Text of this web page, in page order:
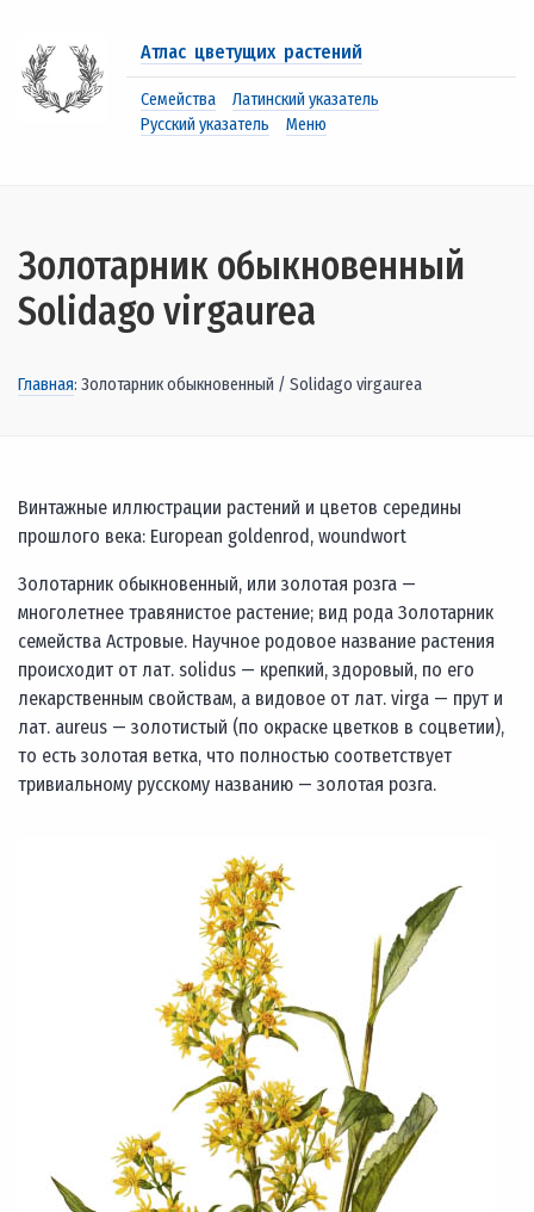
Атлас цветущих растений
Семейства
Латинский указатель
Русский указатель
Меню
Золотарник обыкновенный
Solidago virgaurea
Главная: Золотарник обыкновенный / Solidago virgaurea
Винтажные иллюстрации растений и цветов середины
прошлого века: European goldenrod, woundwort
Золотарник обыкновенный, или золотая розга —
многолетнее травянистое растение; вид рода Золотарник
семейства Астровые. Научное родовое название растения
происходит от лат. solidus — крепкий, здоровый, по его
лекарственным свойствам, а видовое от лат. virga — прут и
лат. aureus — золотистый (по окраске цветков в соцветии),
то есть золотая ветка, что полностью соответствует
тривиальному русскому названию — золотая розга.